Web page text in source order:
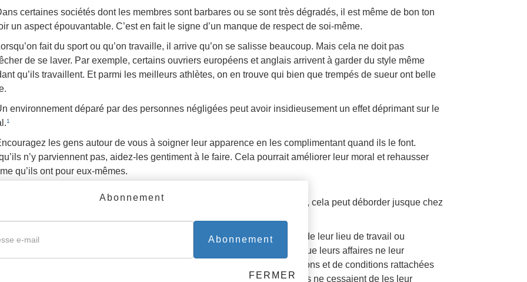
certaines sociétés dont les membres sont barbares ou se sont très dégradés, il est même de bon ton
un aspect épouvantable. C’est en fait le signe d’un manque de respect de soi-même.
fait du sport ou qu’on travaille, il arrive qu’on se salisse beaucoup. Mais cela ne doit pas
de se laver. Par exemple, certains ouvriers européens et anglais arrivent à garder du style même
qu’ils travaillent. Et parmi les meilleurs athlètes, on en trouve qui bien que trempés de sueur ont belle
environnement déparé par des personnes négligées peut avoir insidieusement un effet déprimant sur le
1
les gens autour de vous à soigner leur apparence en les complimentant quand ils le font.
n’y parviennent pas, aidez-les gentiment à le faire. Cela pourrait améliorer leur moral et rehausser
qu’ils ont pour eux-mêmes.
Quand les gens ne prennent pas soin de leurs biens et de leur cadre de vie, cela peut déborder jusque chez
les gens semblent incapables de prendre soin de leurs affaires et de leur lieu de travail ou
c’est le signe qu’ils ne se sentent pas vraiment à leur place là et que leurs affaires ne leur
pas vraiment. Quand ils étaient enfants, il y avait trop de restrictions et de conditions rattachées
choses qu’on leur « donnait », ou bien leurs parents et leurs frères et sœurs ne cessaient de les leur
Abonnement
Abonnement
FERMER